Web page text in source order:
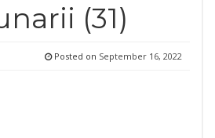
(31)
Posted on September 16, 2022